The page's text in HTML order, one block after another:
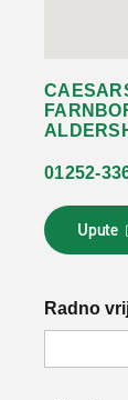
01252-
Upute
Radno